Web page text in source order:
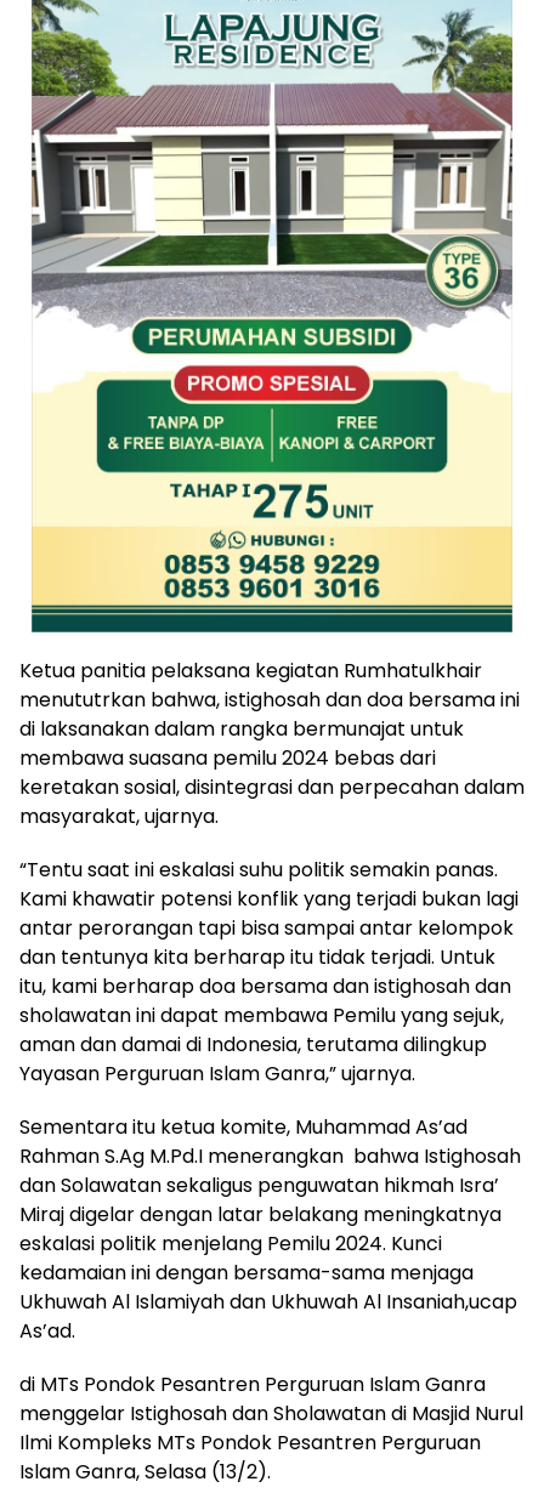
Ketua panitia pelaksana kegiatan Rumhatulkhair
menututrkan bahwa, istighosah dan doa bersama ini
di laksanakan dalam rangka bermunajat untuk
membawa suasana pemilu 2024 bebas dari
keretakan sosial, disintegrasi dan perpecahan dalam
masyarakat, ujarnya.
“Tentu saat ini eskalasi suhu politik semakin panas.
Kami khawatir potensi konflik yang terjadi bukan lagi
antar perorangan tapi bisa sampai antar kelompok
dan tentunya kita berharap itu tidak terjadi. Untuk
itu, kami berharap doa bersama dan istighosah dan
sholawatan ini dapat membawa Pemilu yang sejuk,
aman dan damai di Indonesia, terutama dilingkup
Yayasan Perguruan Islam Ganra,” ujarnya.
Sementara itu ketua komite, Muhammad As’ad
Rahman S.Ag M.Pd.I menerangkan bahwa Istighosah
dan Solawatan sekaligus penguwatan hikmah Isra’
Miraj digelar dengan latar belakang meningkatnya
eskalasi politik menjelang Pemilu 2024. Kunci
kedamaian ini dengan bersama-sama menjaga
Ukhuwah Al Islamiyah dan Ukhuwah Al Insaniah,ucap
As’ad.
di MTs Pondok Pesantren Perguruan Islam Ganra
menggelar Istighosah dan Sholawatan di Masjid Nurul
Ilmi Kompleks MTs Pondok Pesantren Perguruan
Islam Ganra, Selasa (13/2).